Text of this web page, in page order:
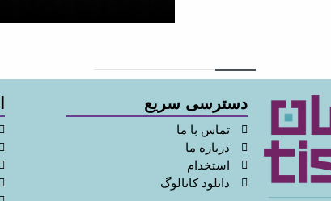
دسترسی سریع
تماس با ما
درباره ما
استخدام
دانلود کاتالوگ